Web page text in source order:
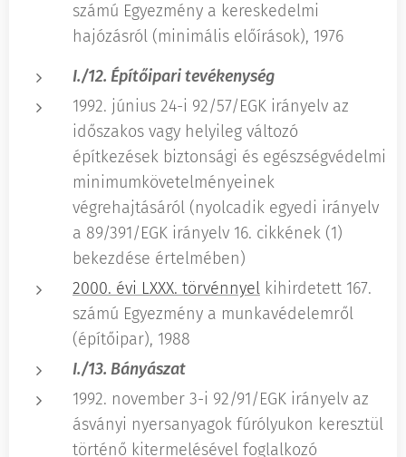
számú Egyezmény a kereskedelmi
hajózásról (minimális előírások), 1976
I./12. Építőipari tevékenység
1992. június 24-i 92/57/EGK irányelv az
időszakos vagy helyileg változó
építkezések biztonsági és egészségvédelmi
minimumkövetelményeinek
végrehajtásáról (nyolcadik egyedi irányelv
a 89/391/EGK irányelv 16. cikkének (1)
bekezdése értelmében)
2000. évi LXXX. törvénnyel kihirdetett 167.
számú Egyezmény a munkavédelemről
(építőipar), 1988
I./13. Bányászat
1992. november 3-i 92/91/EGK irányelv az
ásványi nyersanyagok fúrólyukon keresztül
történő kitermelésével foglalkozó